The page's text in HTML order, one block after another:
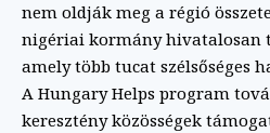
nem oldják meg a régió
nigériai kormány hivatalosan
amely több tucat szélsőséges
A Hungary Helps program
keresztény közösségek